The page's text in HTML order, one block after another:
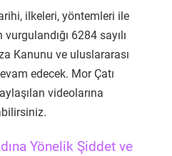
ilkeleri, yöntemleri ile
vurgulandığı 6284 sayılı
Kanunu ve uluslararası
edecek. Mor Çatı
videolarına
Yönelik Şiddet ve